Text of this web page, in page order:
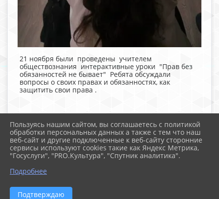
21 ноября были проведены учителем
обществознания интерактивные уроки "Прав без
обязанностей не бывает" Ребята обсуждали
вопросы о своих правах и обязанностях, как
защитить свои права .
2026 г. school-105.ru
Вход
Карта сайта
Политика обработки персональных данных
Сделано на KubCMS
Разработка и поддержка
Пользуясь нашим сайтом, вы соглашаетесь с политикой
обработки персональных данных а также с тем что наш
веб-сайт и другие подключенные к веб-сайту сторонние
сервисы используют cookies такие как Яндекс Метрика,
"Госуслуги", "PRO.Культура", "Спутник аналитика".
Подробнее
Подтверждаю